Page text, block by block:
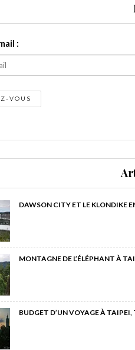
:
DAWSON CITY ET LE KLONDIKE
MONTAGNE DE L’ÉLÉPHANT À
BUDGET D’UN VOYAGE À